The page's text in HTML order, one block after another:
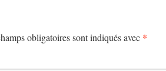
obligatoires sont indiqués avec *